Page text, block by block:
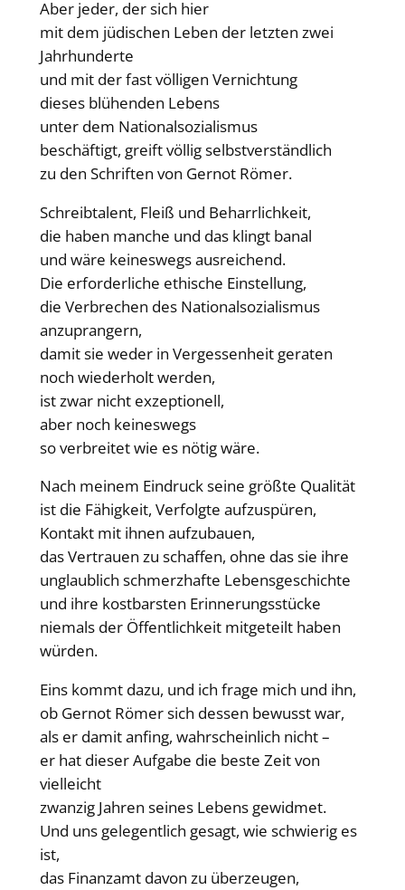
Aber jeder, der sich hier
mit dem jüdischen Leben der letzten zwei
Jahrhunderte
und mit der fast völligen Vernichtung
dieses blühenden Lebens
unter dem Nationalsozialismus
beschäftigt, greift völlig selbstverständlich
zu den Schriften von Gernot Römer.
Schreibtalent, Fleiß und Beharrlichkeit,
die haben manche und das klingt banal
und wäre keineswegs ausreichend.
Die erforderliche ethische Einstellung,
die Verbrechen des Nationalsozialismus
anzuprangern,
damit sie weder in Vergessenheit geraten
noch wiederholt werden,
ist zwar nicht exzeptionell,
aber noch keineswegs
so verbreitet wie es nötig wäre.
Nach meinem Eindruck seine größte Qualität
ist die Fähigkeit, Verfolgte aufzuspüren,
Kontakt mit ihnen aufzubauen,
das Vertrauen zu schaffen, ohne das sie ihre
unglaublich schmerzhafte Lebensgeschichte
und ihre kostbarsten Erinnerungsstücke
niemals der Öffentlichkeit mitgeteilt haben
würden.
Eins kommt dazu, und ich frage mich und ihn,
ob Gernot Römer sich dessen bewusst war,
als er damit anfing, wahrscheinlich nicht –
er hat dieser Aufgabe die beste Zeit von
vielleicht
zwanzig Jahren seines Lebens gewidmet.
Und uns gelegentlich gesagt, wie schwierig es
ist,
das Finanzamt davon zu überzeugen,